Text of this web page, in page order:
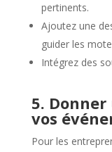
pertinents.
Ajoutez une
guider les
Intégrez des
5.
vos
Pour les